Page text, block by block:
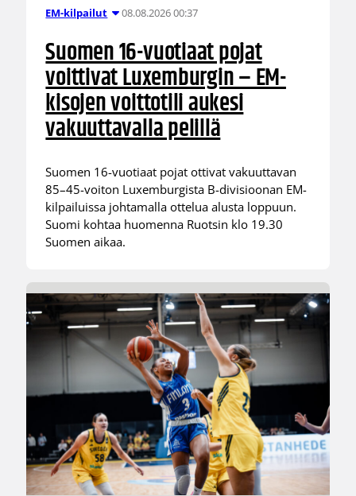
EM-kilpailut 08.08.2026 00:37
Suomen 16-vuotiaat pojat
voittivat Luxemburgin – EM-
kisojen voittotili aukesi
vakuuttavalla pelillä
Suomen 16-vuotiaat pojat ottivat vakuuttavan
85–45-voiton Luxemburgista B-divisioonan EM-
kilpailuissa johtamalla ottelua alusta loppuun.
Suomi kohtaa huomenna Ruotsin klo 19.30
Suomen aikaa.